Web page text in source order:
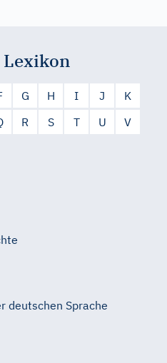
Lexikon
G H I J
K
R S T U
V
deutschen Sprache